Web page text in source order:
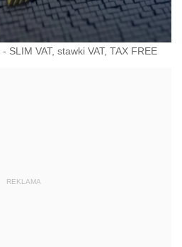
SLIM VAT, stawki VAT, TAX FREE